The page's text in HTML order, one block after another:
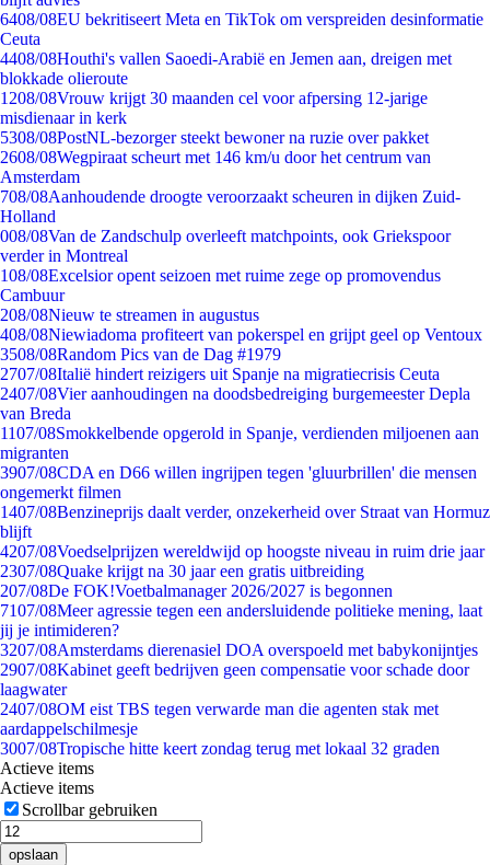
6408/08EU bekritiseert Meta en TikTok om verspreiden desinformatie
Ceuta
4408/08Houthi's vallen Saoedi-Arabië en Jemen aan, dreigen met
blokkade olieroute
1208/08Vrouw krijgt 30 maanden cel voor afpersing 12-jarige
misdienaar in kerk
5308/08PostNL-bezorger steekt bewoner na ruzie over pakket
2608/08Wegpiraat scheurt met 146 km/u door het centrum van
Amsterdam
708/08Aanhoudende droogte veroorzaakt scheuren in dijken Zuid-
Holland
008/08Van de Zandschulp overleeft matchpoints, ook Griekspoor
verder in Montreal
108/08Excelsior opent seizoen met ruime zege op promovendus
Cambuur
208/08Nieuw te streamen in augustus
408/08Niewiadoma profiteert van pokerspel en grijpt geel op Ventoux
3508/08Random Pics van de Dag #1979
2707/08Italië hindert reizigers uit Spanje na migratiecrisis Ceuta
2407/08Vier aanhoudingen na doodsbedreiging burgemeester Depla
van Breda
1107/08Smokkelbende opgerold in Spanje, verdienden miljoenen aan
migranten
3907/08CDA en D66 willen ingrijpen tegen 'gluurbrillen' die mensen
ongemerkt filmen
1407/08Benzineprijs daalt verder, onzekerheid over Straat van Hormuz
blijft
4207/08Voedselprijzen wereldwijd op hoogste niveau in ruim drie jaar
2307/08Quake krijgt na 30 jaar een gratis uitbreiding
207/08De FOK!Voetbalmanager 2026/2027 is begonnen
7107/08Meer agressie tegen een andersluidende politieke mening, laat
jij je intimideren?
3207/08Amsterdams dierenasiel DOA overspoeld met babykonijntjes
2907/08Kabinet geeft bedrijven geen compensatie voor schade door
laagwater
2407/08OM eist TBS tegen verwarde man die agenten stak met
aardappelschilmesje
3007/08Tropische hitte keert zondag terug met lokaal 32 graden
Actieve items
Actieve items
Scrollbar gebruiken
opslaan